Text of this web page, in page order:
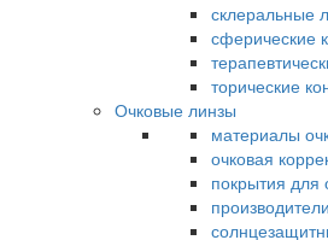
склеральные
сферические
торические
Очковые линзы
материалы
очковая
покрытия для